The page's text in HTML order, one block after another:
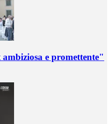
e promettente"